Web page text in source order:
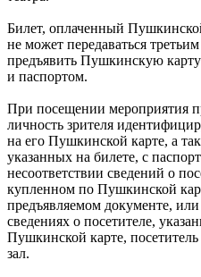
Билет, оплаченный
не может передаваться
предъявить Пушкинскую
и паспортом.
При посещении мероприятия
личность зрителя
на его Пушкинской карте, а
указанных на билете, с
несоответствии сведений о
купленном по Пушкинской
предъявляемом документе,
сведениях о посетителе,
Пушкинской карте,
зал.